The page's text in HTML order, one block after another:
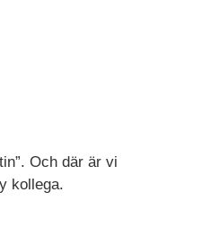
Och där är vi
kollega.